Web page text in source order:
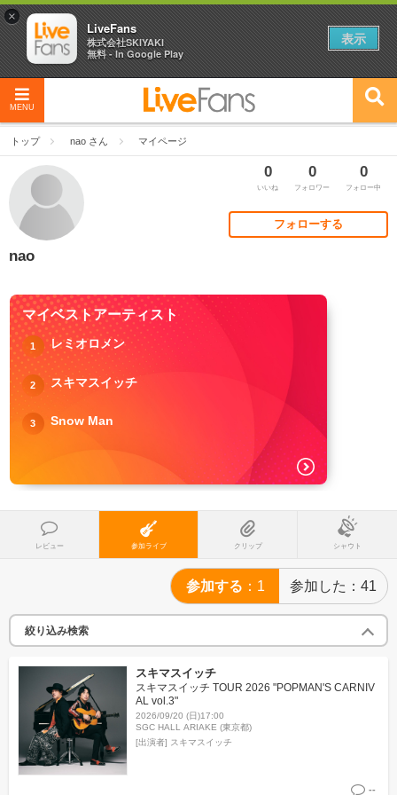
MENU
トップ nao さん マイページ
0
いいね
0
フォロワー
0
フォロー中
フォローする
nao
マイベストアーティスト
1 レミオロメン
2 スキマスイッチ
3 Snow Man
レビュー 参加ライブ クリップ シャウト
参加する 1 参加した 41
絞り込み検索
スキマスイッチ
スキマスイッチ TOUR 2026 "POPMAN'S CARNIV
AL vol.3"
2026/09/20 (日)17:00
SGC HALL ARIAKE (東京都)
[出演者] スキマスイッチ
--
×
LiveFans
株式会社SKIYAKI
無料 - In Google Play
表示